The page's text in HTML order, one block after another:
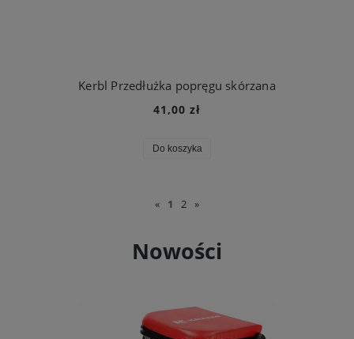
Kerbl Przedłużka popręgu skórzana
41,00 zł
Do koszyka
« 1 2 »
Nowości